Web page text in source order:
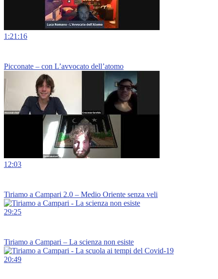
1:21:16
Picconate – con L’avvocato dell’atomo
12:03
Tiriamo a Campari 2.0 – Medio Oriente senza veli
29:25
Tiriamo a Campari – La scienza non esiste
20:49